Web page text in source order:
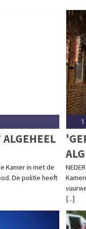
Leeksterweg tot
— wij
Kamer in met de
De politie heeft
[...]